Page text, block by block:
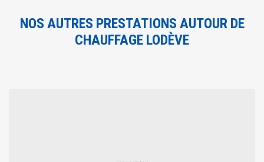
NOS AUTRES PRESTATIONS AUTOUR DE
CHAUFFAGE LODÈVE